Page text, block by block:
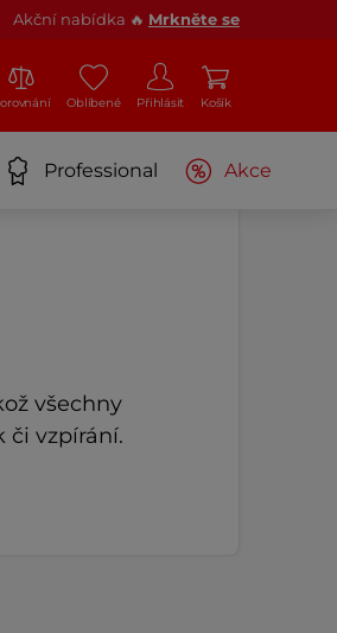
Akční nabídka 🔥 Mrkněte se
Oblíbené Přihlásit Košík
Professional Akce
všechny
či vzpírání.